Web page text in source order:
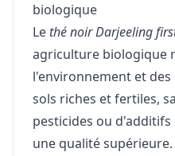
biologique
Le thé noir Darjeeling
agriculture biologique
l'environnement et
sols riches et fertiles,
pesticides ou
une qualité